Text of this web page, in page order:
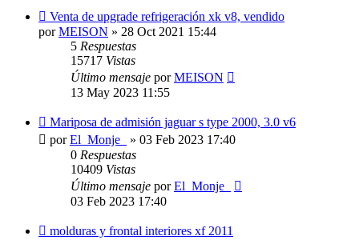
Venta de upgrade refrigeración xk v8, vendido
porMEISON » 28 Oct 2021 15:44
5 Respuestas
15717 Vistas
Último mensaje porMEISON
13 May 2023 11:55
Mariposa de admisión jaguar s type 2000, 3.0 v6
porEl_Monje_ » 03 Feb 2023 17:40
0 Respuestas
10409 Vistas
Último mensaje porEl_Monje_
03 Feb 2023 17:40
molduras y frontal interiores xf 2011